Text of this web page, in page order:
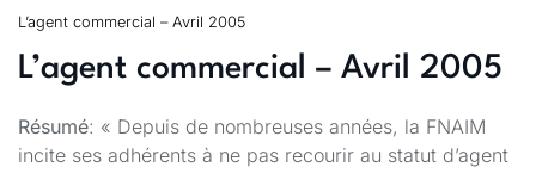
L’agent commercial – Avril 2005
L’agent commercial – Avril 2005
Résumé: « Depuis de nombreuses années, la FNAIM
incite ses adhérents à ne pas recourir au statut d’agent